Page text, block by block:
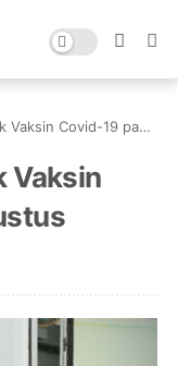
Covid-19 pada 25 Agustus
Vaksin